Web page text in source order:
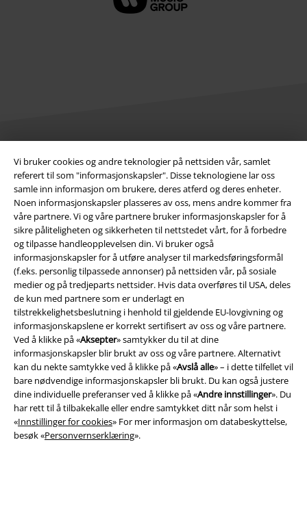
Vi bruker cookies og andre teknologier på nettsiden vår, samlet
referert til som "informasjonskapsler". Disse teknologiene lar oss
samle inn informasjon om brukere, deres atferd og deres enheter.
Noen informasjonskapsler plasseres av oss, mens andre kommer fra
våre partnere. Vi og våre partnere bruker informasjonskapsler for å
sikre påliteligheten og sikkerheten til nettstedet vårt, for å forbedre
og tilpasse handleopplevelsen din. Vi bruker også
informasjonskapsler for å utføre analyser til markedsføringsformål
(f.eks. personlig tilpassede annonser) på nettsiden vår, på sosiale
medier og på tredjeparts nettsider. Hvis data overføres til USA, deles
de kun med partnere som er underlagt en
tilstrekkelighetsbeslutning i henhold til gjeldende EU-lovgivning og
informasjonskapslene er korrekt sertifisert av oss og våre partnere.
Ved å klikke på «Aksepter» samtykker du til at dine
informasjonskapsler blir brukt av oss og våre partnere. Alternativt
kan du nekte samtykke ved å klikke på «Avslå alle» – i dette tilfellet vil
bare nødvendige informasjonskapsler bli brukt. Du kan også justere
dine individuelle preferanser ved å klikke på «Andre innstillinger». Du
har rett til å tilbakekalle eller endre samtykket ditt når som helst i
«Innstillinger for cookies» For mer informasjon om databeskyttelse,
besøk «Personvernserklæring».
Juridisk informasjon/Vilkår
Vilkår
Impressum
Konfidensialitetserklæring
Avfallshåndtering og miljøbeskyttelse
Samsvarserklæring
Innstillinger for cookies
Angre bestilling
Alle priser inkluderer moms og skatt. Frakt er ikke inkludert .
© 1986-2026 E.M.P. Merchandising HGmbH